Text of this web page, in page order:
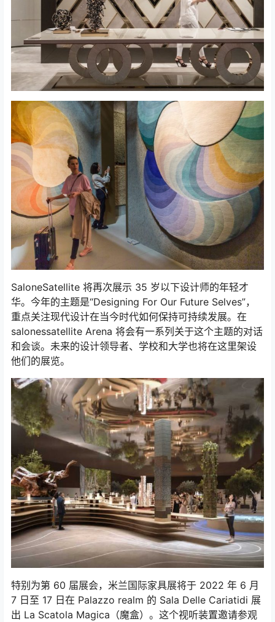
SaloneSatellite 将再次展示 35 岁以下设计师的年轻才
华。今年的主题是“Designing For Our Future Selves”，
重点关注现代设计在当今时代如何保持可持续发展。在
salonessatellite Arena 将会有一系列关于这个主题的对话
和会谈。未来的设计领导者、学校和大学也将在这里架设
他们的展览。
特别为第 60 届展会，米兰国际家具展将于 2022 年 6 月
7 日至 17 日在 Palazzo realm 的 Sala Delle Cariatidi 展
出 La Scatola Magica（魔盒）。这个视听装置邀请参观